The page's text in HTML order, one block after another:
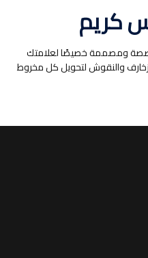
كريم
ومصممة خصيصًا لعلامتك
والنقوش لتحويل كل مخروط